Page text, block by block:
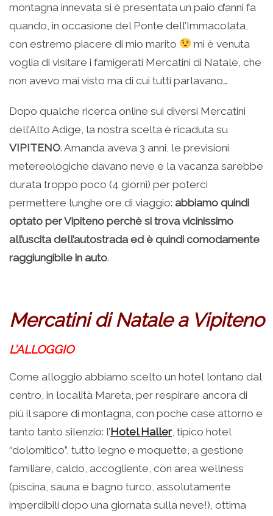
montagna innevata si è presentata un paio d’anni fa
quando, in occasione del Ponte dell’Immacolata,
con estremo piacere di mio marito
mi è venuta
voglia di visitare i famigerati Mercatini di Natale, che
non avevo mai visto ma di cui tutti parlavano…
Dopo qualche ricerca online sui diversi Mercatini
dell’Alto Adige, la nostra scelta è ricaduta su
VIPITENO. Amanda aveva 3 anni, le previsioni
metereologiche davano neve e la vacanza sarebbe
durata troppo poco (4 giorni) per poterci
permettere lunghe ore di viaggio: abbiamo quindi
optato per Vipiteno perchè si trova vicinissimo
all’uscita dell’autostrada ed è quindi comodamente
raggiungibile in auto.
Mercatini di Natale a Vipiteno
L’ALLOGGIO
Come alloggio abbiamo scelto un hotel lontano dal
centro, in località Mareta, per respirare ancora di
più il sapore di montagna, con poche case attorno e
tanto tanto silenzio: l’Hotel Haller , tipico hotel
“dolomitico”, tutto legno e moquette, a gestione
familiare, caldo, accogliente, con area wellness
(piscina, sauna e bagno turco, assolutamente
imperdibili dopo una giornata sulla neve!), ottima